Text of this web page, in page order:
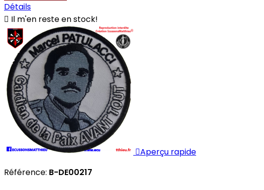
Détails
 Il m'en reste en stock!
Aperçu rapide
Référence: B-DE00217